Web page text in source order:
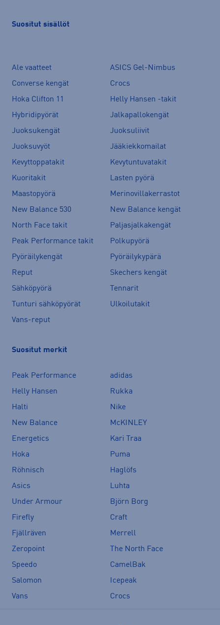
Suositut sisällöt
Ale vaatteet
ASICS Gel-Nimbus
Converse kengät
Crocs
Hoka Clifton 11
Helly Hansen -takit
Hybridipyörät
Jalkapallokengät
Juoksukengät
Juoksuliivit
Juoksuvyöt
Jääkiekkomailat
Kevyttoppatakit
Kevytuntuvatakit
Kuoritakit
Lasten pyörä
Maastopyörä
Merinovillakerrastot
New Balance 530
New Balance kengät
North Face takit
Paljasjalkakengät
Peak Performance takit
Polkupyörä
Pyöräilykengät
Pyöräilykypärä
Reput
Skechers kengät
Sähköpyörä
Tennarit
Tunturi sähköpyörät
Ulkoilutakit
Vans-reput
Suositut merkit
Peak Performance
adidas
Helly Hansen
Rukka
Halti
Nike
New Balance
McKINLEY
Energetics
Kari Traa
Hoka
Puma
Röhnisch
Haglöfs
Asics
Luhta
Under Armour
Björn Borg
Firefly
Craft
Fjällräven
Merrell
Zeropoint
The North Face
Speedo
CamelBak
Salomon
Icepeak
Vans
Crocs